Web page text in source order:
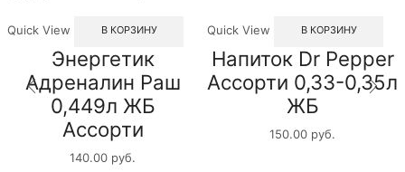
Quick View В КОРЗИНУ
Энергетик
Адреналин Раш
0,449л ЖБ
Ассорти
140.00 руб.
Quick View В КОРЗИНУ
Напиток Dr Pepper
Ассорти 0,33-0,35л
ЖБ
150.00 руб.